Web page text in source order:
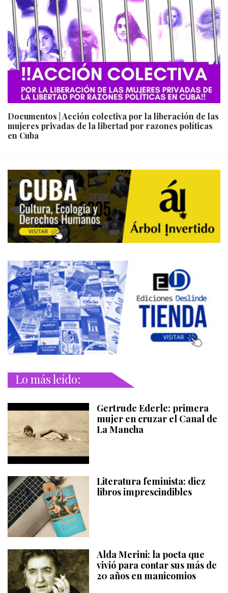
Documentos | Acción colectiva por la liberación de las
mujeres privadas de la libertad por razones políticas
en Cuba
Lo más leído:
Gertrude Ederle: primera
mujer en cruzar el Canal de
La Mancha
Literatura feminista: diez
libros imprescindibles
Alda Merini: la poeta que
vivió para contar sus más de
20 años en manicomios